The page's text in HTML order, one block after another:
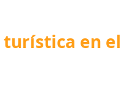
en